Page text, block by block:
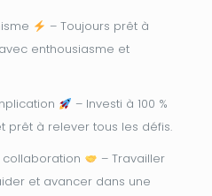
– Toujours prêt à
enthousiasme et
– Investi à 100 %
prêt à relever tous les défis.
collaboration
– Travailler
et avancer dans une